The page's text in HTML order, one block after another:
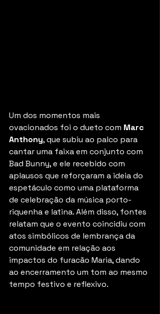
Um dos momentos mais
ovacionados foi o dueto com Marc
Anthony, que subiu ao palco para
cantar uma faixa em conjunto com
Bad Bunny, e ele recebido com
aplausos que reforçaram a ideia do
espetáculo como uma plataforma
de celebração da música porto-
riquenha e latina. Além disso, fontes
relatam que o evento coincidiu com
atos simbólicos de lembrança da
comunidade em relação aos
impactos do furacão Maria, dando
ao encerramento um tom ao mesmo
tempo festivo e reflexivo.